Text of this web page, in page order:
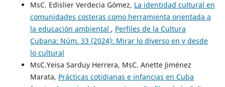
MsC. Edislier Verdecia Gómez, La identidad cultural en
comunidades costeras como herramienta orientada a
la educación ambiental , Perfiles de la Cultura
Cubana: Núm. 33 (2024): Mirar lo diverso en y desde
lo cultural
MsC.Yeisa Sarduy Herrera, MsC. Anette Jiménez
Marata, Prácticas cotidianas e infancias en Cuba